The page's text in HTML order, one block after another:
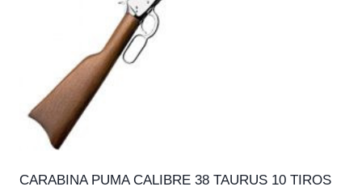
CARABINA PUMA CALIBRE 38 TAURUS 10 TIROS